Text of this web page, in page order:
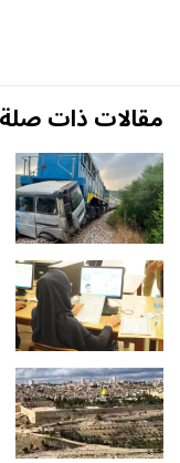
مقالات ذات صلة